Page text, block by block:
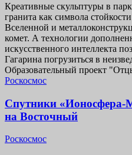
Креативные скульптуры в
гранита как символа
Вселенной и
комет. А технологии
искусственного интеллекта
Гагарина погрузиться в
Образовательный проект
Роскосмос
Спутники «Ионосфера-
на Восточный
Роскосмос